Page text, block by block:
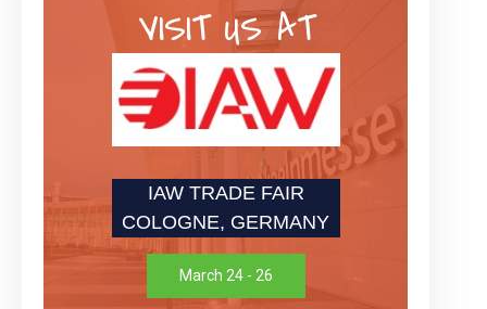
VISIT US AT
IAW TRADE FAIR
COLOGNE, GERMANY
March 24 - 26